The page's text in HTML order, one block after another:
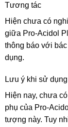
Tương tác
Hiện chưa có
giữa Pro-Acidol
thông báo với
dụng.
Lưu ý khi sử
Hiện nay, chưa
phụ của Pro-
tượng này. Tuy